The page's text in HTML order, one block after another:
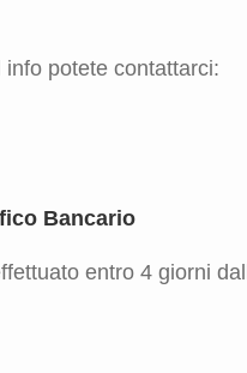
potete contattarci:
Bancario
entro 4 giorni